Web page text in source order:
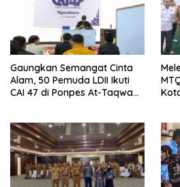
Gaungkan Semangat Cinta
Alam, 50 Pemuda LDII Ikuti
CAI 47 di Ponpes At-Taqwa